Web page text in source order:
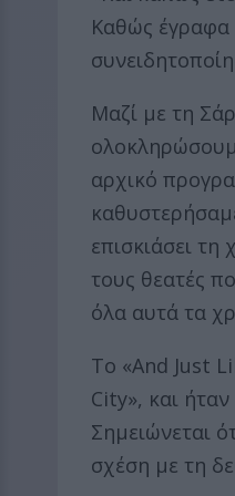
Καθώς έγραφα
Μαζί με τη
αρχικό
επισκιάσει
τους θεατές
όλα αυτά τα
Το «And Just
City», και
Σημειώνεται
σχέση με τη